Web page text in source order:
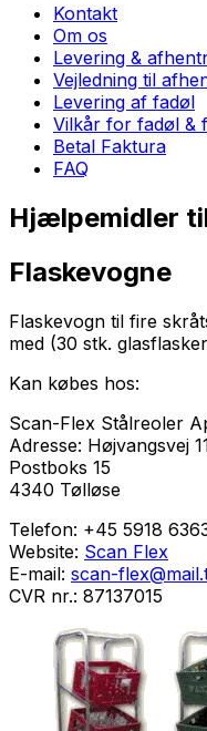
Kontakt
Om os
Levering &
Vejledning til
Levering af fadøl
Vilkår for fadøl &
Betal Faktura
FAQ
Hjælpemidler
Flaskevogne
Flaskevogn til fire
med (30 stk.
Kan købes hos:
Scan-Flex Stålreoler
Adresse: Højvangsvej
Postboks 15
4340 Tølløse
Telefon: +45 5918
Website: Scan Flex
E-mail: scan-
CVR nr.: 87137015